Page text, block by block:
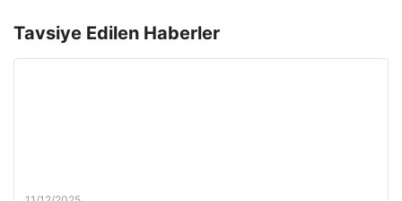
Tavsiye Edilen Haberler